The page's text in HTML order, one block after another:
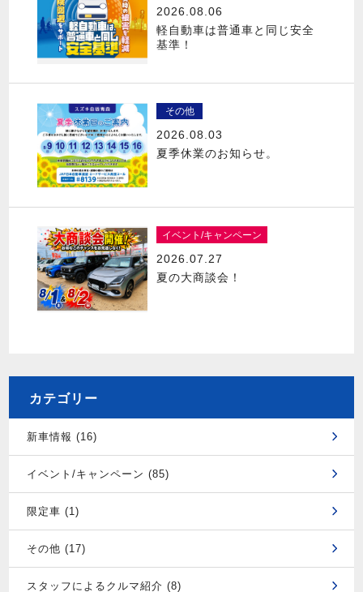
2026.08.06
軽自動車は普通車と同じ安全
基準！
その他
2026.08.03
夏季休業のお知らせ。
イベント/キャンペーン
2026.07.27
夏の大商談会！
カテゴリー
新車情報 (16)
イベント/キャンペーン (85)
限定車 (1)
その他 (17)
スタッフによるクルマ紹介 (8)